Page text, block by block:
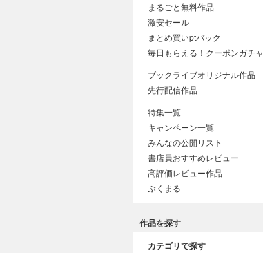
まるごと無料作品
激安セール
まとめ買いptバック
毎日もらえる！クーポンガチャ
ブックライブオリジナル作品
先行配信作品
特集一覧
キャンペーン一覧
みんなの公開リスト
書店員おすすめレビュー
高評価レビュー作品
ぶくまる
作品を探す
カテゴリで探す